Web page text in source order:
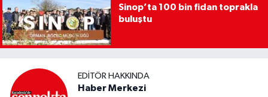
Sinop’ta 100 bin fidan toprakla
buluştu
EDITÖR HAKKINDA
Haber Merkezi